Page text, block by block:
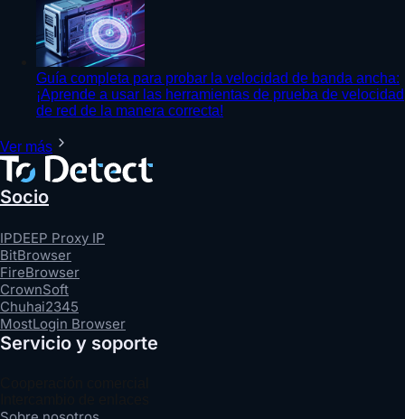
Guía completa para probar la velocidad de banda ancha:
¡Aprende a usar las herramientas de prueba de velocidad
de red de la manera correcta!
Ver más
Socio
IPDEEP Proxy IP
BitBrowser
FireBrowser
CrownSoft
Chuhai2345
MostLogin Browser
Servicio y soporte